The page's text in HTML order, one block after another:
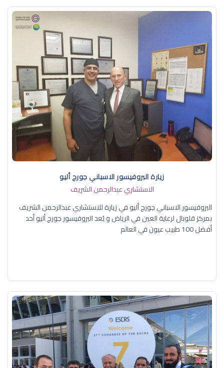
زيارة البروفيسور الاسباني جورج أليو
الاستشاري عبدالرحمن الشريف
البروفيسور الاسباني جورج أليو في زيارة للاستشاري عبدالرحمن الشريف
بمركز قلوبال لرعاية العين في الرياض و يُعد البروفيسور جورج أليو أحد
أفضل 100 طبيب عيون في العالم